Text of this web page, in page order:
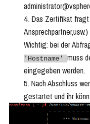
Das Zertifikat
Ansprechpartner,usw.)
Wichtig: bei der
'Hostname' muss
eingegeben werden.
Nach Abschluss
gestartet und ihr